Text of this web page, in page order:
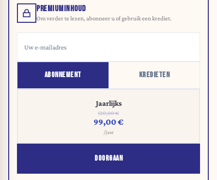
PREMIUMINHOUD
Om verder te lezen, abonneer u of gebruik een krediet.
ABONNEMENT KREDIETEN
Jaarlijks
120,00 €
99,00 €
/jaar
DOORGAAN